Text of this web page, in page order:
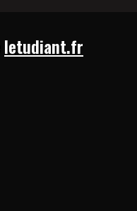
letudiant.fr